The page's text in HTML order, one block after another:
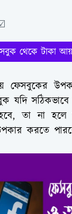
থেকে টাকা
ফেসবুকের
যদি সঠিকভাবে
তা না
করতে